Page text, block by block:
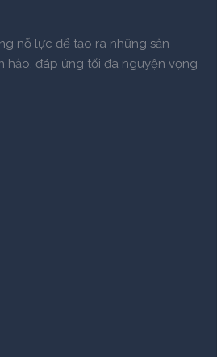
nỗ lực để tạo ra những sản
hảo, đáp ứng tối đa nguyện vọng